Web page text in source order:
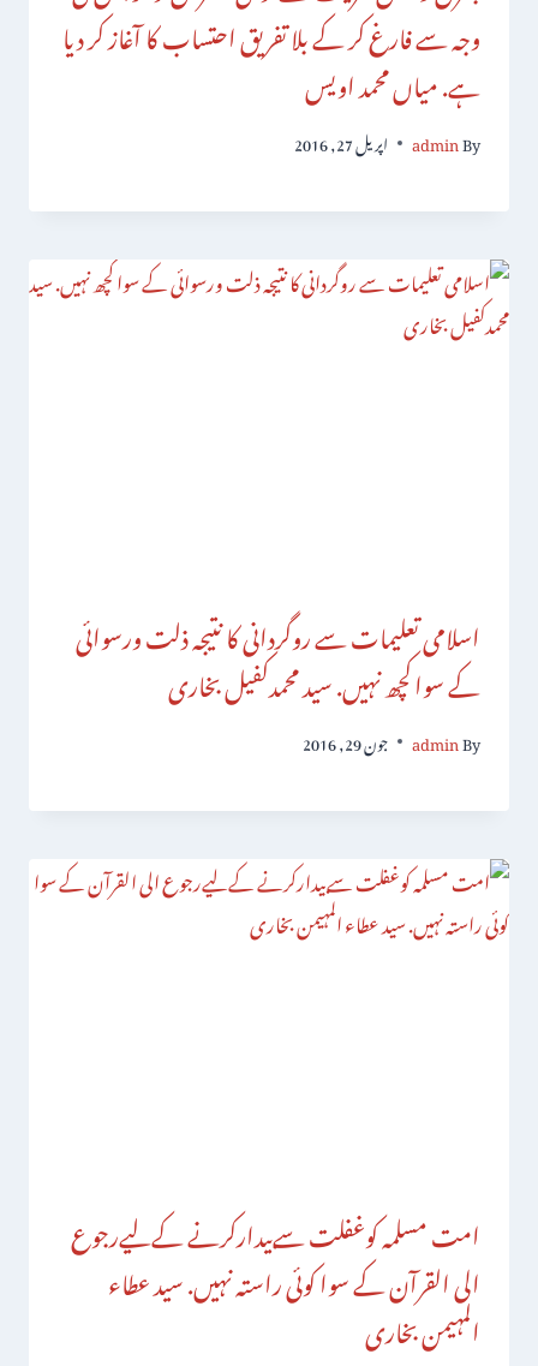
وجہ سے فارغ کر کے بلا تفریق احتساب کا آغاز کر دیا
ہے. میاں محمد اویس
By
admin اپریل 27, 2016
اسلامی تعلیمات سے روگردانی کا نتیجہ ذلت ورسوائی
کے سواکچھ نہیں. سید محمدکفیل بخاری
By
admin جون 29, 2016
امت مسلمہ کوغفلت سےبیدارکرنے کےلیےرجوع
الی القرآن کے سوا کوئی راستہ نہیں. سید عطاء
المہیمن بخاری